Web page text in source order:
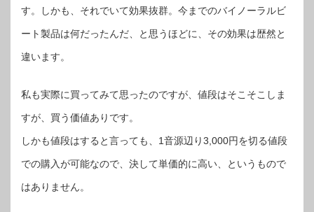
す。しかも、それでいて効果抜群。今までのバイノーラルビ
ート製品は何だったんだ、と思うほどに、その効果は歴然と
違います。
私も実際に買ってみて思ったのですが、値段はそこそこしま
すが、買う価値ありです。
しかも値段はすると言っても、1音源辺り3,000円を切る値段
での購入が可能なので、決して単価的に高い、というもので
はありません。